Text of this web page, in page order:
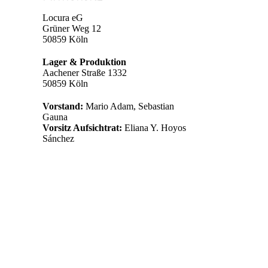
Locura eG
Grüner Weg 12
50859 Köln
Lager & Produktion
Aachener Straße 1332
50859 Köln
Vorstand: Mario Adam, Sebastian
Gauna
Vorsitz Aufsichtrat: Eliana Y. Hoyos
Sánchez